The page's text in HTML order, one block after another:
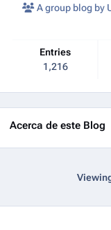
A group blog by
Entries
1,216
Acerca de este Blog